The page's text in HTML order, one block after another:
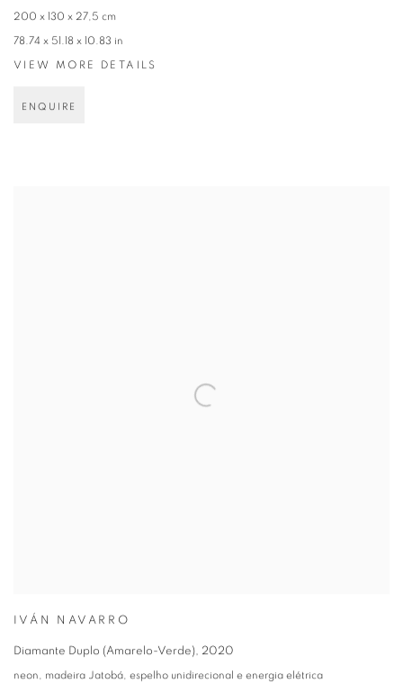
200 x 130 x 27,5 cm
78.74 x 51.18 x 10.83 in
VIEW MORE DETAILS
ENQUIRE
IVÁN NAVARRO
Diamante Duplo (Amarelo-Verde), 2020
neon, madeira Jatobá, espelho unidirecional e energia elétrica